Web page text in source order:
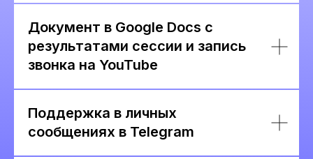
Документ в Google Docs с
результатами сессии и запись
звонка на YouTube
Поддержка в личных
сообщениях в Telegram